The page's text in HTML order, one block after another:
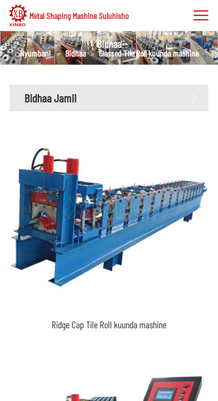
Metal Shaping Mashine Suluhisho
Bidhaa
Nyumbani Bidhaa Glassed Tile Roll kuunda mashine
Bidhaa Jamii
Ridge Cap Tile Roll kuunda mashine